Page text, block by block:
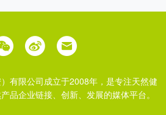
有限公司成立于2008年，是专注天然健
品企业链接、创新、发展的媒体平台。